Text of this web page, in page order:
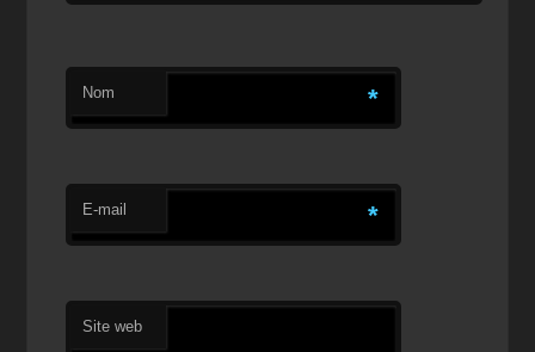
Nom *
E-mail *
Site web